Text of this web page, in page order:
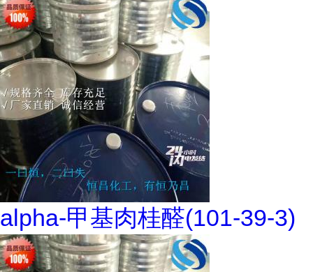
alpha-甲基肉桂醛(101-39-3)